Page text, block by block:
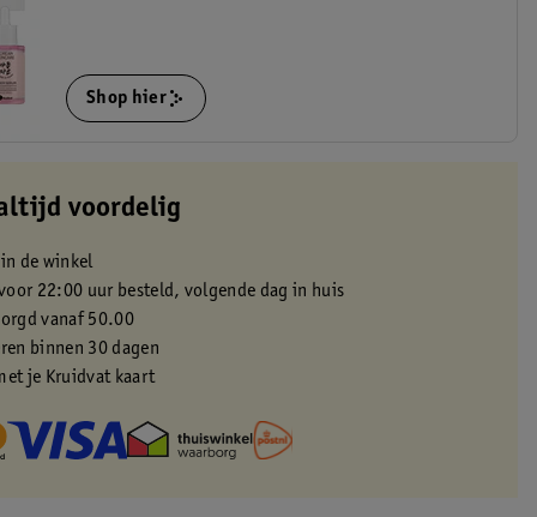
Shop hier
voordelig
de winkel
22:00 uur besteld, volgende dag in huis
vanaf 50.00
binnen 30 dagen
je Kruidvat kaart